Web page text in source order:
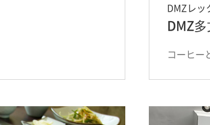
DMZレッ
DMZ
コーヒー